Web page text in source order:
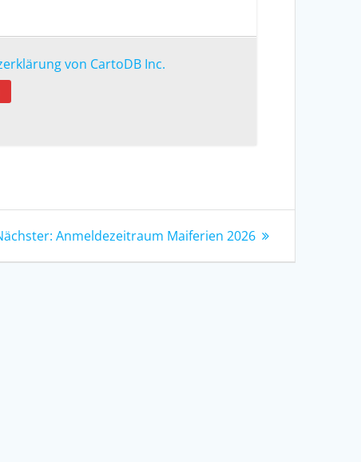
von CartoDB Inc.
Nächster
Anmeldezeitraum Maiferien 2026